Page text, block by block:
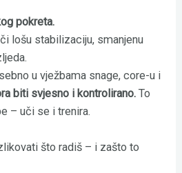
pokreta.
lošu stabilizaciju, smanjenu
u vježbama snage, core-u i
biti svjesno i kontrolirano.To
– uči se i trenira.
što radiš – i zašto to